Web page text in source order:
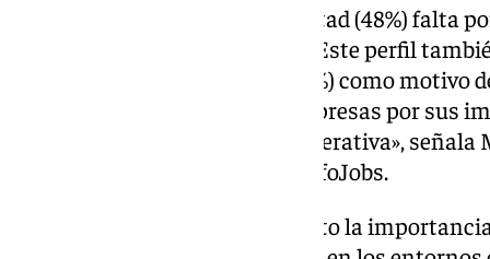
Entre los cuidadores, casi la mitad (48%) falta
allegado, el doble que la media. Este perfil
problemas de salud mental (17%) como motivo
un grave problema para las empresas por sus
productividad y la capacidad operativa»,
Comunicación y Estudios de InfoJobs.
«Su evolución pone de manifiesto la